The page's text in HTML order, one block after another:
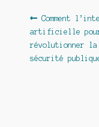
de
l’article
Article
précédent :
Comment
artificielle
révolutionner la
sécurité